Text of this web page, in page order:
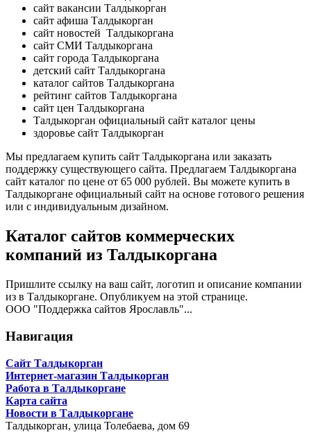
сайт вакансии Талдыкорган
сайт афиша Талдыкорган
сайт новостей Талдыкоргана
сайт СМИ Талдыкоргана
сайт города Талдыкоргана
детский сайт Талдыкоргана
каталог сайтов Талдыкоргана
рейтинг сайтов Талдыкоргана
сайт цен Талдыкоргана
Талдыкорган официальный сайт каталог цены
здоровье сайт Талдыкорган
Мы предлагаем купить сайт Талдыкоргана или заказать
поддержку существующего сайта. Предлагаем Талдыкоргана
сайт каталог по цене от 65 000 рублей. Вы можете купить в
Талдыкоргане официальный сайт на основе готового решения
или с индивидуальным дизайном.
Каталог сайтов коммерческих
компаний из Талдыкоргана
Пришлите ссылку на ваш сайт, логотип и описание компании
из в Талдыкоргане. Опубликуем на этой странице.
ООО "Поддержка сайтов Ярославль"...
Навигация
Сайт Талдыкорган
Интернет-магазин Талдыкорган
Работа в Талдыкоргане
Карта сайта
Новости в Талдыкоргане
Талдыкорган, улица Толебаева, дом 69